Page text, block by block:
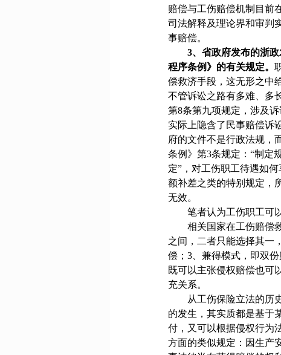
赔偿与工伤赔偿机制目前
司法解释及理论界和审判
事赔偿。
3、省政府发布的浙
程序条例》的有关规定。
偿救济手段，这无形之中
不管诉讼之路有多难、多
第8条第九项规定，涉及
实际上隐含了民事赔偿诉
府的文件不是行政法规，
条例》第3条规定：“制定
定”，对工伤职工待遇如
额补差之类的特别规定，
无效。
笔者认为工伤职工可
相关国家在工伤赔偿
之间，二者只能选择其一
偿； 3 、兼得模式，即双
既可以主张侵权赔偿也可
充关系。
从工伤保险立法的历
的发生，其实质都是基于
付，又可以根据侵权行为
方面的类似规定：因生产